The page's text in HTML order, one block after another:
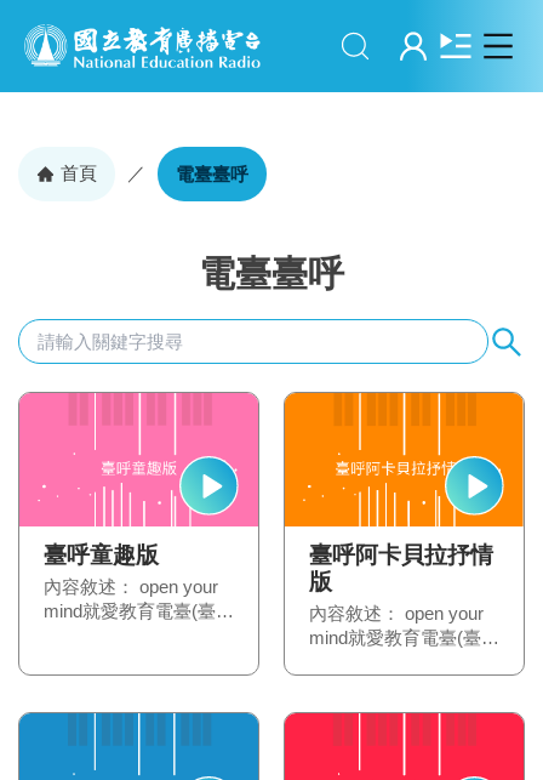
搜尋 登入
首頁 ／ 電臺臺呼
電臺臺呼
臺呼童趣版
內容敘述： open your
mind就愛教育電臺(臺呼
臺呼阿卡貝拉抒情
版
內容敘述： open your
mind就愛教育電臺(臺呼